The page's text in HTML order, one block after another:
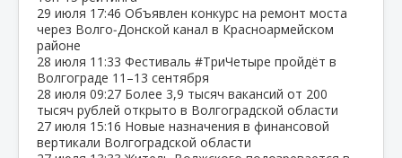
29 июля 17:46 Объявлен конкурс на ремонт моста
через Волго‑Донской канал в Красноармейском
районе
28 июля 11:33 Фестиваль #ТриЧетыре пройдёт в
Волгограде 11–13 сентября
28 июля 09:27 Более 3,9 тысяч вакансий от 200
тысяч рублей открыто в Волгоградской области
27 июля 15:16 Новые назначения в финансовой
вертикали Волгоградской области